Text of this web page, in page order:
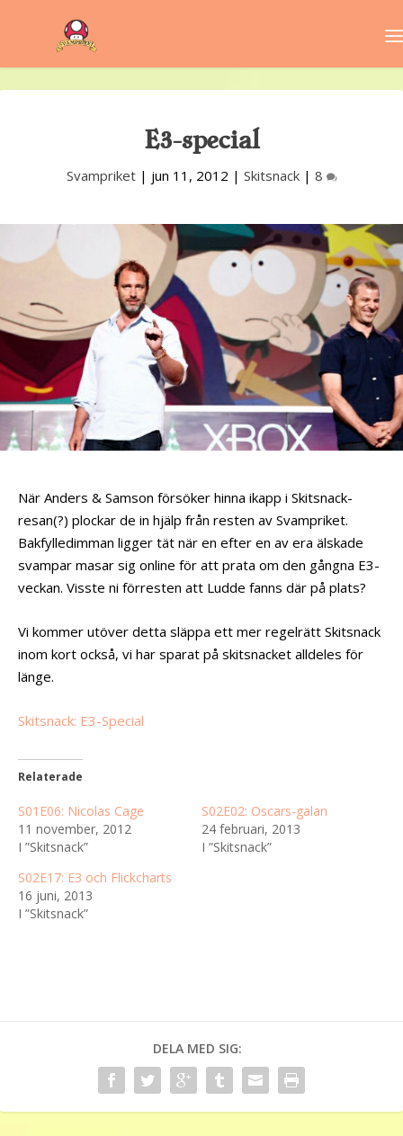
E3-special
Svampriket| jun 11, 2012 | Skitsnack| 8
När Anders & Samson försöker hinna ikapp i Skitsnack-
resan(?) plockar de in hjälp från resten av Svampriket.
Bakfylledimman ligger tät när en efter en av era älskade
svampar masar sig online för att prata om den gångna E3-
veckan. Visste ni förresten att Ludde fanns där på plats?
Vi kommer utöver detta släppa ett mer regelrätt Skitsnack
inom kort också, vi har sparat på skitsnacket alldeles för
länge.
Skitsnack: E3-Special
Relaterade
S01E06: Nicolas Cage
11 november, 2012
I ”Skitsnack”
S02E02: Oscars-galan
24 februari, 2013
I ”Skitsnack”
S02E17: E3 och Flickcharts
16 juni, 2013
I ”Skitsnack”
DELA MED SIG: